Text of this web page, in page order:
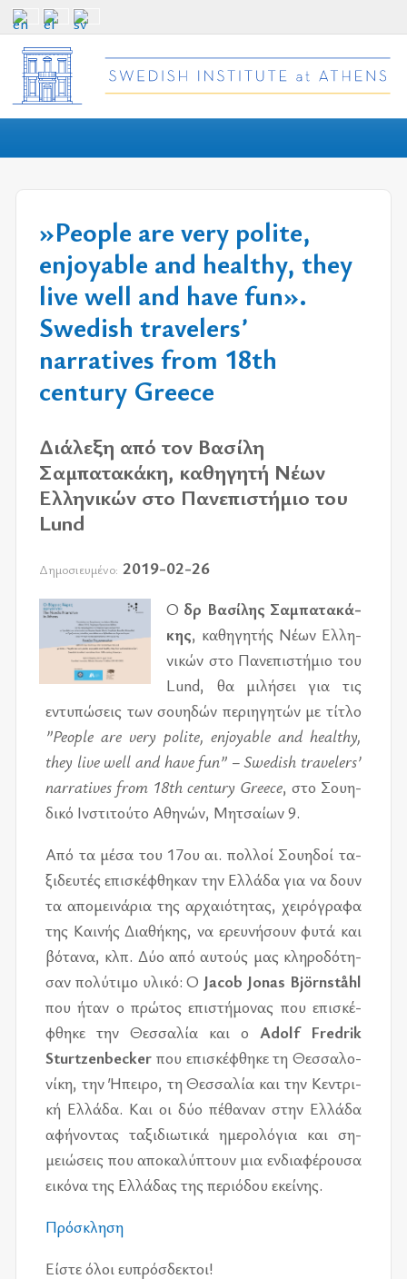
»People are very polite,
enjoyable and healthy, they
live well and have fun».
Swedish travelersʼ
narratives from 18th
century Greece
Διάλεξη από τον Βασίλη
Σαμπατακάκη, καθηγητή Νέων
Ελληνικών στο Πανεπιστήμιο του
Lund
Δημοσιευμένο: 2019-02-26
Ο δρ Βασί­λης Σαμπα­τα­κά­
κης, κα­θη­γη­τής Νέων Ελλη­
νι­κών στο Πανε­πι­στή­μιο του
Lund, θα μι­λή­σει για τις
εντυ­πώ­σεις των σου­η­δών πε­ρι­η­γη­τών με τί­τλο
”People are very polite, enjoyable and healthy,
they live well and have fun” – Swedish travelers’
narratives from 18th century Greece, στο Σου­η­
δι­κό Ινστι­τού­το Αθη­νών, Μητσαί­ων 9.
Από τα μέσα του 17ου αι. πολ­λοί Σου­η­δοί τα­
ξι­δευ­τές επι­σκέ­φθη­καν την Ελλά­δα για να δουν
τα απο­μει­νά­ρια της αρ­χαιό­τη­τας, χει­ρό­γρα­φα
της Και­νής Δια­θή­κης, να ερευ­νή­σουν φυτά και
βό­τα­να, κλπ. Δύο από αυ­τούς μας κλη­ρο­δό­τη­
σαν πο­λύ­τι­μο υλι­κό: Ο Jacob Jonas Björnståhl
που ήταν ο πρώ­τος επι­στή­μο­νας που επι­σκέ­
φθη­κε την Θεσ­σα­λία και ο Adolf Fredrik
Sturtzenbecker που επι­σκέ­φθη­κε τη Θεσ­σα­λο­
νί­κη, την Ήπει­ρο, τη Θεσ­σα­λία και την Κεντρι­
κή Ελλά­δα. Και οι δύο πέ­θα­ναν στην Ελλά­δα
αφή­νο­ντας τα­ξι­διω­τι­κά ημε­ρο­λό­για και ση­
μειώ­σεις που απο­κα­λύ­πτουν μια εν­δια­φέ­ρου­σα
ει­κό­να της Ελλά­δας της πε­ριό­δου εκεί­νης.
Πρό­σκλη­ση
Είστε όλοι ευ­πρόσ­δε­κτοι!